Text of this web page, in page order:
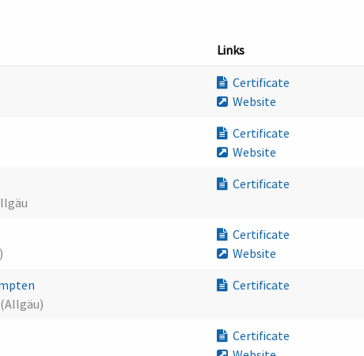
Links
Certificate
Website
Certificate
Website
Certificate
Certificate
Website
Certificate
Certificate